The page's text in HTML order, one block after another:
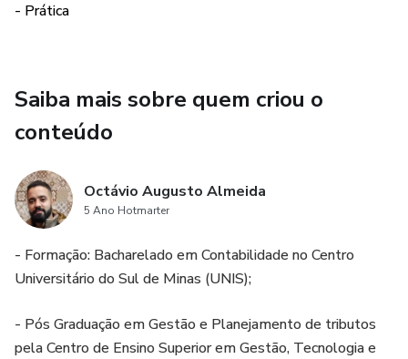
- Prática
Saiba mais sobre quem criou o
conteúdo
Octávio Augusto Almeida
5 Ano Hotmarter
- Formação: Bacharelado em Contabilidade no Centro
Universitário do Sul de Minas (UNIS);
- Pós Graduação em Gestão e Planejamento de tributos
pela Centro de Ensino Superior em Gestão, Tecnologia e